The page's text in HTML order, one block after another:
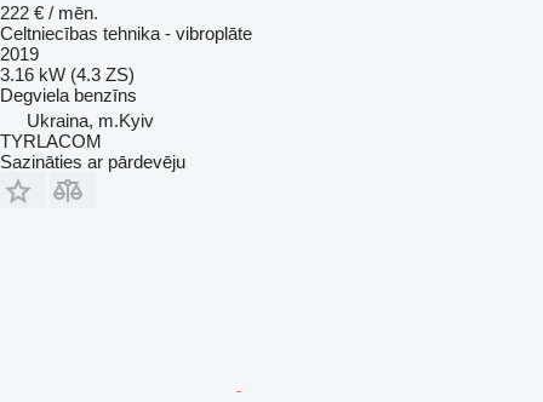
222 € / mēn.
Celtniecības tehnika - vibroplāte
2019
3.16 kW (4.3 ZS)
Degviela benzīns
Ukraina, m.Kyiv
TYRLACOM
Sazināties ar pārdevēju